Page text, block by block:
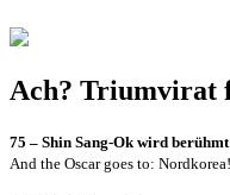
Ach? Triumvirat
75 – Shin Sang-Ok wird
And the Oscar goes to: Nordkorea!